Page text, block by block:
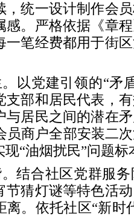
，统一设计制作会
感。严格依据《章
一笔经费都用于街
以党建引领的“矛
支部和居民代表，
与居民之间的潜在
员商户全部安装二
“油烟扰民”问题标
结合社区党群服
节猜灯谜等特色活
离。依托社区“新时